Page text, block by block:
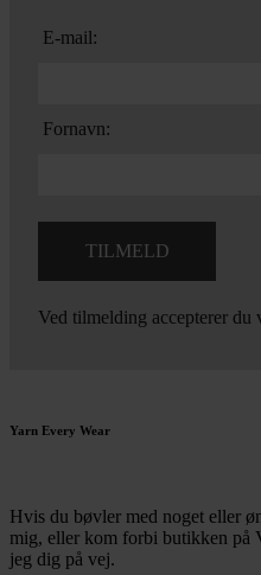
E-mail:
Fornavn:
Ved tilmelding accepterer du
Yarn Every Wear
Hvis du bøvler med noget eller
mig, eller kom forbi butikken på
jeg dig på vej.